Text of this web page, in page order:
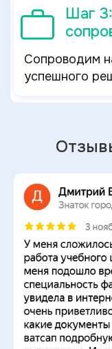
Шаг 3:
Сопроводим
успешного